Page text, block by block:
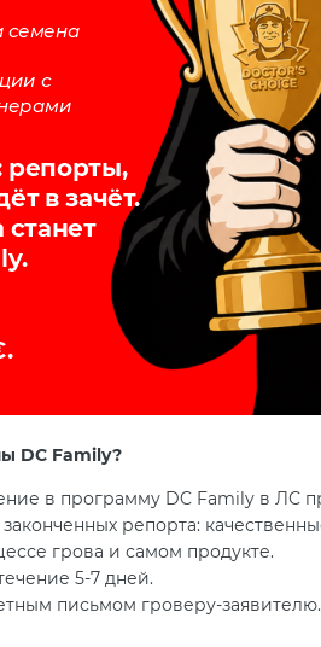
DC Family?
в программу DC Family в ЛС
репорта:
грова и самом продукте.
5-7 дней.
письмом гроверу-заявителю.